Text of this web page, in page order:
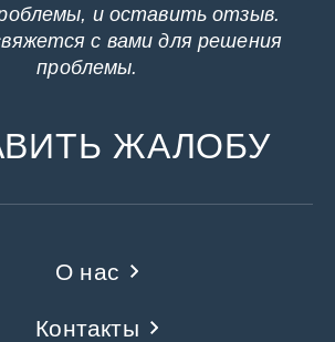
и оставить отзыв.
с вами для решения
проблемы.
ЖАЛОБУ
О нас
Контакты